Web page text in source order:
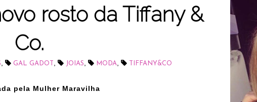
rosto da Tiffany &
Co.
GAL GADOT JOIAS MODA TIFFANY&CO
pela Mulher Maravilha